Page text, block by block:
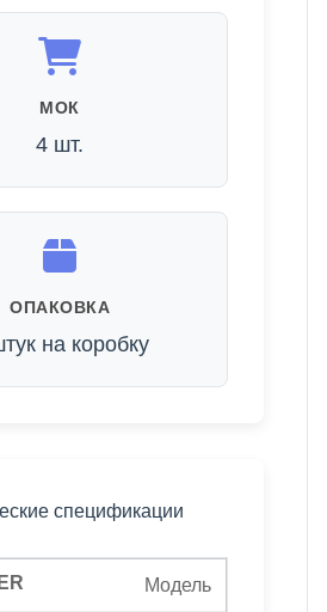
МОК
4 шт.
ОПАКОВКА
на коробку
спецификации
Модель